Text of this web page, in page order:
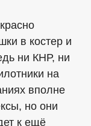
в костер и
ни КНР, ни
на
вполне
но они
к ещё